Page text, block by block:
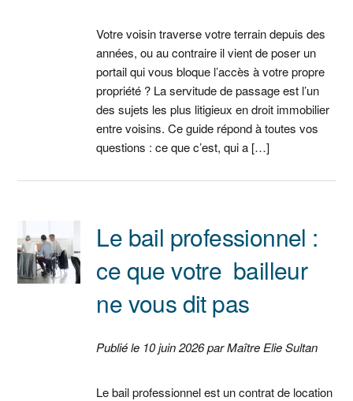
Votre voisin traverse votre terrain depuis des
années, ou au contraire il vient de poser un
portail qui vous bloque l’accès à votre propre
propriété ? La servitude de passage est l’un
des sujets les plus litigieux en droit immobilier
entre voisins. Ce guide répond à toutes vos
questions : ce que c’est, qui a […]
Le bail professionnel :
ce que votre bailleur
ne vous dit pas
Publié le 10 juin 2026 par Maître Elie Sultan
Le bail professionnel est un contrat de location